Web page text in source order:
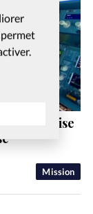
Mission
l’entreprise